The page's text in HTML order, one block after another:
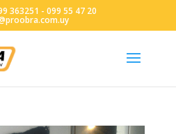
363251 - 099 55 47 20